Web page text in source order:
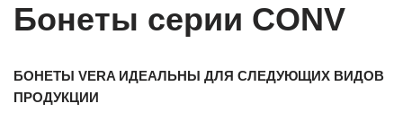
Бонеты серии CONV
БОНЕТЫ VERA ИДЕАЛЬНЫ ДЛЯ СЛЕДУЮЩИХ ВИДОВ
ПРОДУКЦИИ